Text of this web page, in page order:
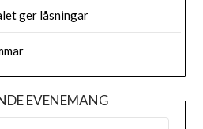
ger låsningar
EVENEMANG